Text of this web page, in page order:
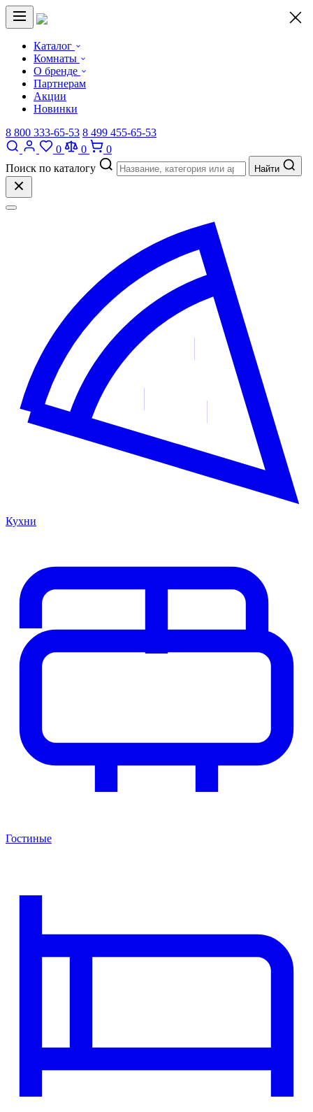
Каталог
Комнаты
О бренде
Партнерам
Акции
Новинки
8 800 333-65-53 8 499 455-65-53
0
0
0
Поиск по каталогу
Найти
Кухни
Гостиные
×